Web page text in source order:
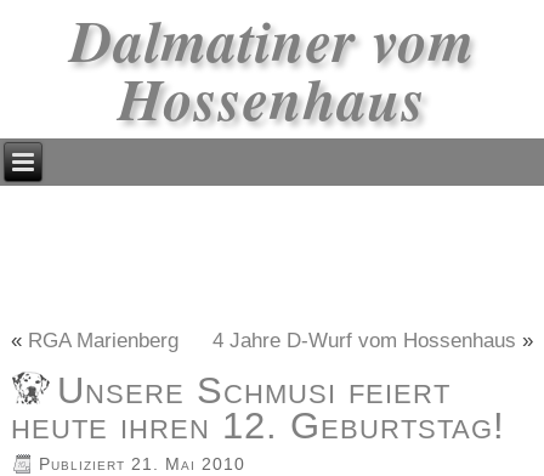
Dalmatiner vom
Hossenhaus
« RGA Marienberg 4 Jahre D-Wurf vom Hossenhaus »
Unsere Schmusi feiert
heute ihren 12. Geburtstag!
Publiziert 21. Mai 2010